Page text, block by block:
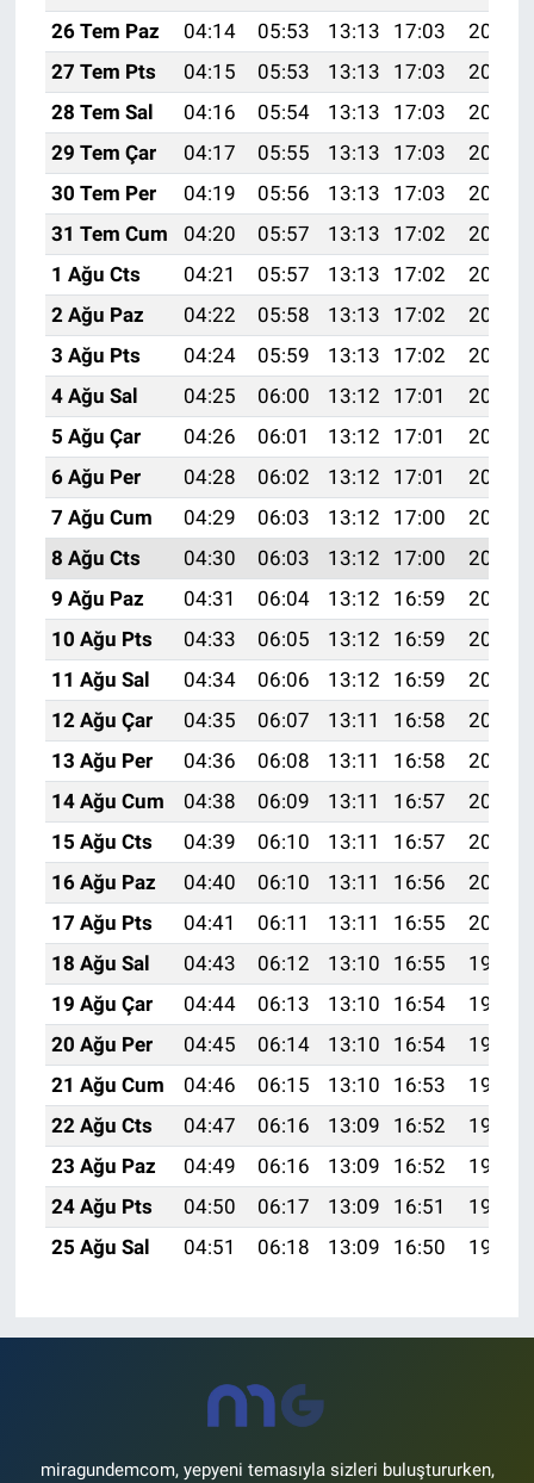
26 Tem Paz
04:14 05:53 13:13 17:03
20:23
27 Tem Pts
04:15 05:53 13:13 17:03
20:22
28 Tem Sal
04:16 05:54 13:13 17:03
20:22
29 Tem Çar
04:17 05:55 13:13 17:03
20:21
30 Tem Per
04:19 05:56 13:13 17:03
20:20
31 Tem Cum
04:20 05:57 13:13 17:02
20:19
1 Ağu Cts
04:21 05:57 13:13 17:02
20:18
2 Ağu Paz
04:22 05:58 13:13 17:02
20:17
3 Ağu Pts
04:24 05:59 13:13 17:02
20:16
4 Ağu Sal
04:25 06:00 13:12 17:01
20:15
5 Ağu Çar
04:26 06:01 13:12 17:01
20:14
6 Ağu Per
04:28 06:02 13:12 17:01
20:13
7 Ağu Cum
04:29 06:03 13:12 17:00
20:12
8 Ağu Cts
04:30 06:03 13:12 17:00
20:11
9 Ağu Paz
04:31 06:04 13:12 16:59
20:10
10 Ağu Pts
04:33 06:05 13:12 16:59
20:08
11 Ağu Sal
04:34 06:06 13:12 16:59
20:07
12 Ağu Çar
04:35 06:07 13:11 16:58
20:06
13 Ağu Per
04:36 06:08 13:11 16:58
20:05
14 Ağu Cum
04:38 06:09 13:11 16:57
20:04
15 Ağu Cts
04:39 06:10 13:11 16:57
20:02
16 Ağu Paz
04:40 06:10 13:11 16:56
20:01
17 Ağu Pts
04:41 06:11 13:11 16:55
20:00
18 Ağu Sal
04:43 06:12 13:10 16:55
19:59
19 Ağu Çar
04:44 06:13 13:10 16:54
19:57
20 Ağu Per
04:45 06:14 13:10 16:54
19:56
21 Ağu Cum
04:46 06:15 13:10 16:53
19:55
22 Ağu Cts
04:47 06:16 13:09 16:52
19:53
23 Ağu Paz
04:49 06:16 13:09 16:52
19:52
24 Ağu Pts
04:50 06:17 13:09 16:51
19:50
25 Ağu Sal
04:51 06:18 13:09 16:50 19:49
miragundemcom, yepyeni temasıyla sizleri buluştururken,